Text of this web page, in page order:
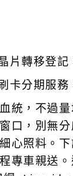
片轉移登記
卡分期服務
統，不過
口，別無分
心照料。
專車親送。